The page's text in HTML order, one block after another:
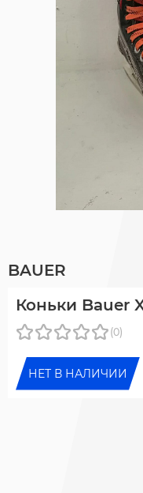
BAUER
Коньки Bauer
(0)
НЕТ В НАЛИЧИИ